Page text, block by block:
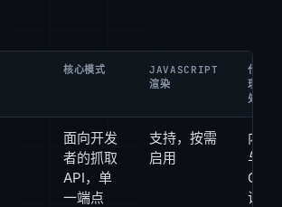
核心模式
JAVASCRIPT
渲染
代
理/
处理
面向开发
者的抓取
API，单
一端点
支持，按需
启用
内置
与
识别